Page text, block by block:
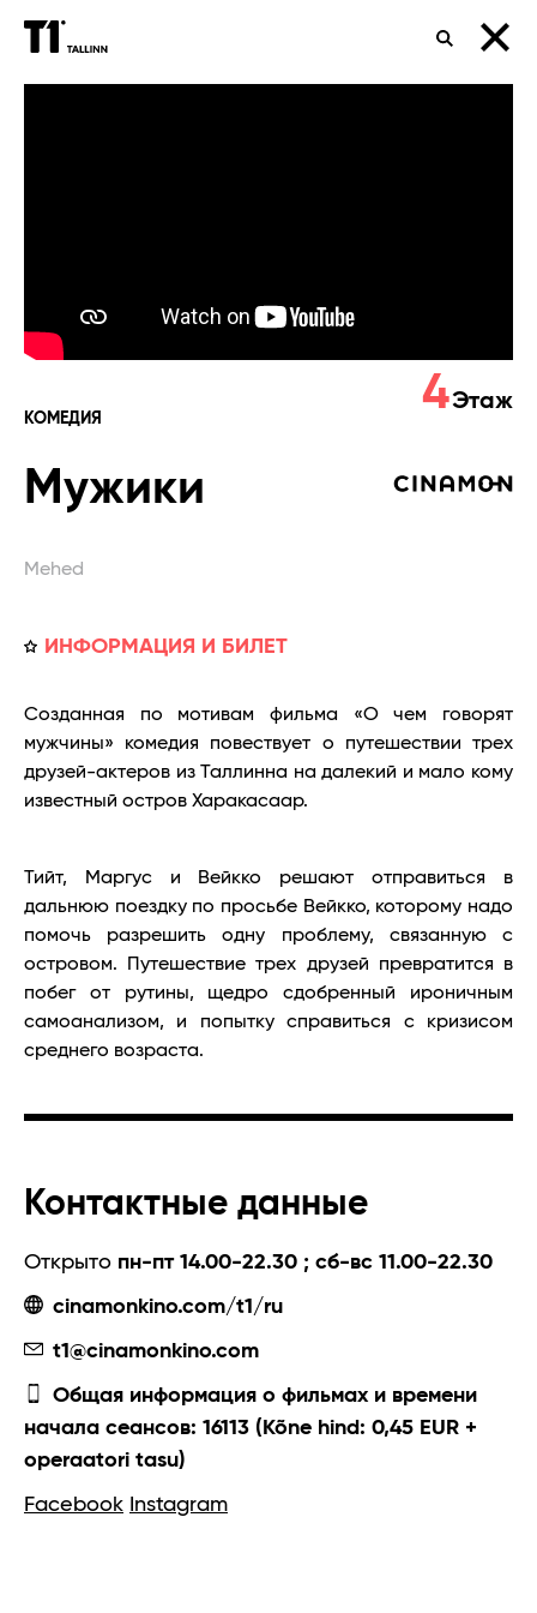
ПОИСК
КОМЕДИЯ
Мужики
Mehed
ИНФОРМАЦИЯ И БИЛЕТ
4Этаж
Созданная по мотивам фильма «О чем говорят
мужчины» комедия повествует о путешествии трех
друзей-актеров из Таллинна на далекий и мало кому
известный остров Харакасаар.
Тийт, Маргус и Вейкко решают отправиться в
дальнюю поездку по просьбе Вейкко, которому надо
помочь разрешить одну проблему, связанную с
островом. Путешествие трех друзей превратится в
побег от рутины, щедро сдобренный ироничным
самоанализом, и попытку справиться с кризисом
среднего возраста.
Контактные данные
Открыто пн-пт 14.00-22.30 ; сб-вс 11.00-22.30
cinamonkino.com/t1/ru
t1@cinamonkino.com
Общая информация о фильмах и времени
начала сеансов: 16113 (Kõne hind: 0,45 EUR +
operaatori tasu)
Facebook Instagram